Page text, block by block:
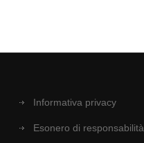
Informativa privacy
Esonero di responsabilità